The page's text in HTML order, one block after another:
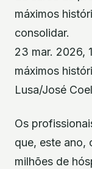
máximos
consolidar.
23 mar. 2026,
máximos
Lusa/José
Os
que, este ano,
milhões de